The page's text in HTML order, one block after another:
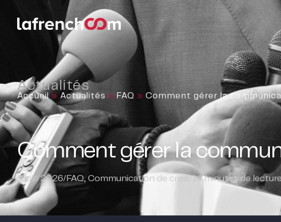
Actualités
Accueil» Actualités » FAQ » Comment gérer la
Comment gérer la
2 juin 2026/FAQ, Communication de crise /14minutes de lecture